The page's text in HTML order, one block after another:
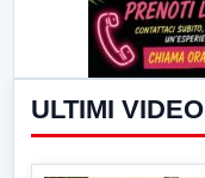
ULTIMI VIDEO